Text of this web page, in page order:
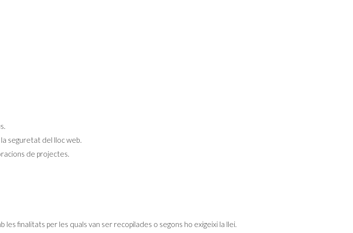
seguretat del lloc web.
de projectes.
finalitats per les quals van ser recopilades o segons ho exigeixi la llei.